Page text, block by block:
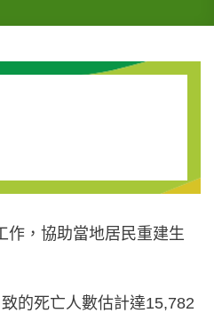
作，協助當地居民重建生
的死亡人數估計達15,782